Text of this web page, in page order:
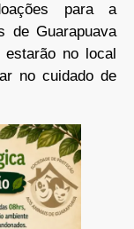
para a
de Guarapuava
estarão no local
no cuidado de